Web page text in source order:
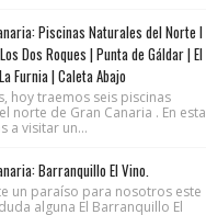
Piscinas Naturales del Norte I
Dos Roques | Punta de Gáldar | El
Furnia | Caleta Abajo
hoy traemos seis piscinas
norte de Gran Canaria . En esta
a visitar un...
Barranquillo El Vino.
un paraíso para nosotros este
alguna El Barranquillo El